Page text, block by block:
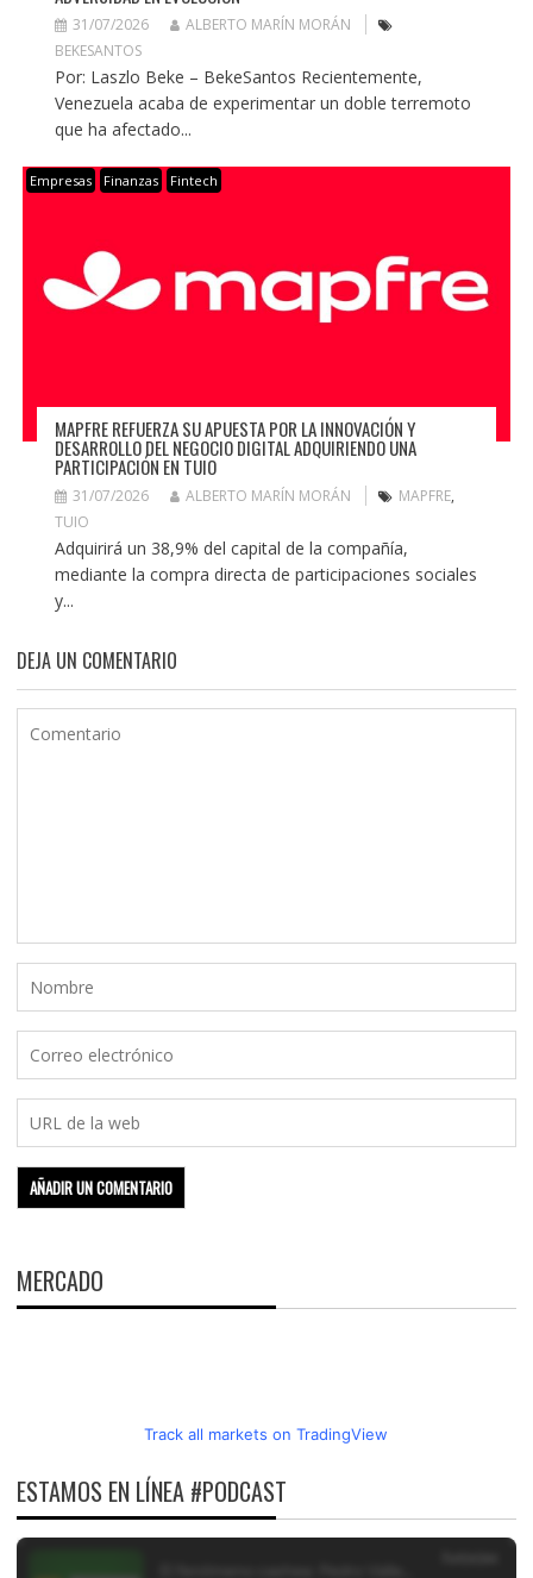
31/07/2026
ALBERTO MARÍN MORÁN
BEKESANTOS
Por: Laszlo Beke – BekeSantos Recientemente,
Venezuela acaba de experimentar un doble terremoto
que ha afectado...
Empresas Finanzas Fintech
MAPFRE REFUERZA SU APUESTA POR LA INNOVACIÓN Y
DESARROLLO DEL NEGOCIO DIGITAL ADQUIRIENDO UNA
PARTICIPACIÓN EN TUIO
31/07/2026 ALBERTO MARÍN MORÁN MAPFRE,
TUIO
Adquirirá un 38,9% del capital de la compañía,
mediante la compra directa de participaciones sociales
y...
DEJA UN COMENTARIO
MERCADO
Track all markets on TradingView
ESTAMOS EN LÍNEA #PODCAST